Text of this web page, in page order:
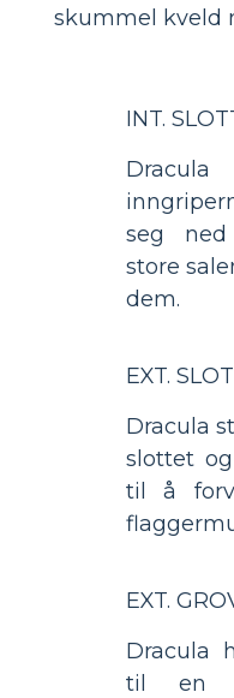
skummel kveld
INT.
seg
store
dem.
EXT.
Dracula
slottet
til å
EXT.
Dracula
til en